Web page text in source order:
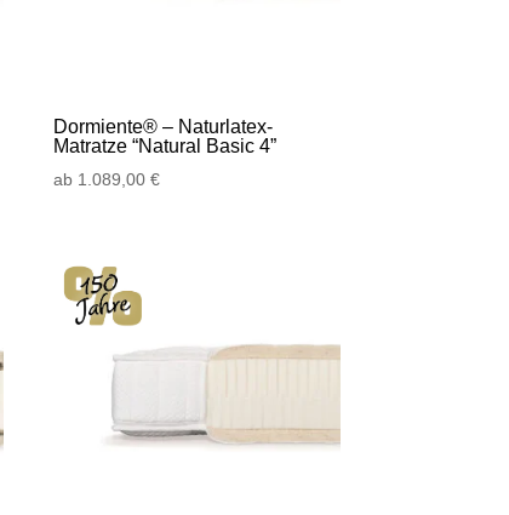
Dormiente® – Naturlatex-
Matratze “Natural Basic 4”
ab 1.089,00€